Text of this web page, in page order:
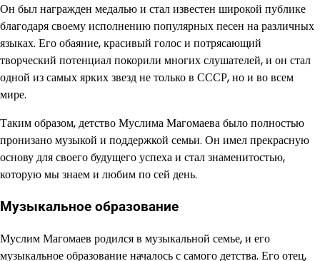
Он был награжден медалью и стал известен широкой публике
благодаря своему исполнению популярных песен на различных
языках. Его обаяние, красивый голос и потрясающий
творческий потенциал покорили многих слушателей, и он стал
одной из самых ярких звезд не только в СССР, но и во всем
мире.
Таким образом, детство Муслима Магомаева было полностью
пронизано музыкой и поддержкой семьи. Он имел прекрасную
основу для своего будущего успеха и стал знаменитостью,
которую мы знаем и любим по сей день.
Музыкальное образование
Муслим Магомаев родился в музыкальной семье, и его
музыкальное образование началось с самого детства. Его отец,